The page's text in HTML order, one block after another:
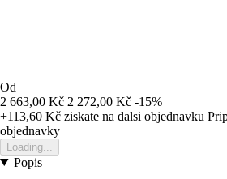
Od
2 663,00 Kč 2 272,00 Kč -15%
+113,60 Kč ziskate na dalsi objednavku
objednavky
Loading...
Popis